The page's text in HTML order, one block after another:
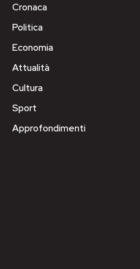
Cronaca
Politica
Economia
Attualità
Cultura
Sport
Approfondimenti